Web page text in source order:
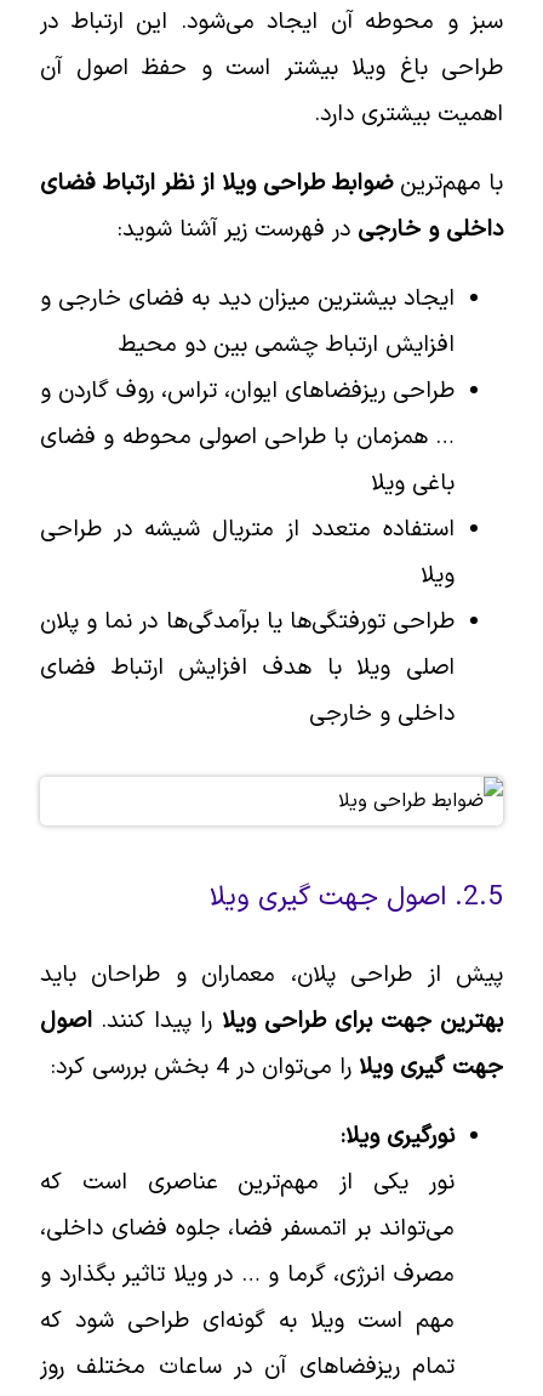
سبز و محوطه آن ایجاد می‌شود. این ارتباط در
طراحی باغ ویلا بیشتر است و حفظ اصول آن
اهمیت بیشتری دارد.
با مهم‌ترینضوابط طراحی ویلا از نظر ارتباط فضای
داخلی و خارجیدر فهرست زیر آشنا شوید:
ایجاد بیشترین میزان دید به فضای خارجی و
افزایش ارتباط چشمی بین دو محیط
طراحی ریزفضاهای ایوان، تراس، روف گاردن و
… همزمان با طراحی اصولی محوطه و فضای
باغی ویلا
استفاده متعدد از متریال شیشه در طراحی
طراحی تورفتگی‌ها یا برآمدگی‌ها در نما و پلان
اصلی ویلا با هدف افزایش ارتباط فضای
داخلی و خارجی
2.5. اصول جهت گیری ویلا
پیش از طراحی پلان، معماران و طراحان باید
بهترین جهت برای طراحی ویلارا پیدا کنند.اصول
جهت گیری ویلا را می‌توان در 4 بخش بررسی کرد:
نورگیری ویلا:
نور یکی از مهم‌ترین عناصری است که
می‌تواند بر اتمسفر فضا، جلوه فضای داخلی،
مصرف انرژی، گرما و … در ویلا تاثیر بگذارد و
مهم است ویلا به گونه‌ای طراحی شود که
تمام ریزفضاهای آن در ساعات مختلف روز